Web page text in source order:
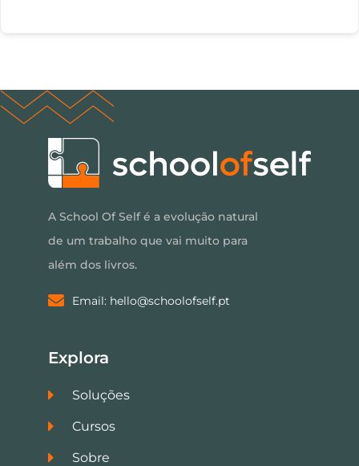
A School Of Self é a evolução natural
de um trabalho que vai muito para
além dos livros.
Email: hello@schoolofself.pt
Explora
Soluções
Cursos
Sobre